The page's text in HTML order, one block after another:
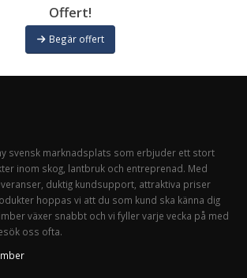
Offert!
Begär offert
svensk marknadsplats som erbjuder ett stort
inom skog, lantbruk och entreprenad. Med
duktig kundsupport, attraktiva priser
hoppas vi att du som kund ska känna dig
växer snabbt och vi fyller varje vecka på med
oss ofta.